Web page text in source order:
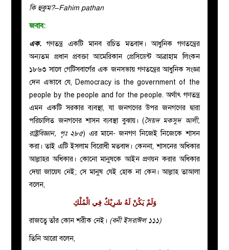
পাতা
মজলিস
প্রশ্ন
করুন
কি হুকুম?–Fahim pathan
জবাব:
এক.গণতন্ত্র একটি মানব রচিত মতবাদ। আধুনিক গণতন্ত্রের
অন্যতম প্রধান প্রবক্তা আমেরিকান প্রেসিডেন্ট আব্রাহাম লিংকন
১৮৬৩ সালে গেটিসবার্গের এক জনসভায় গণতন্ত্রের আধুনিক সংজ্ঞা
দেন এভাবে যে, Democracy is the government of the
people by the people and for the people. অর্থাৎ গণতন্ত্র
এমন একটি সরকার ব্যবস্থা, যা জনগণের উপর জনগণের দ্বারা
পরিচালিত জনগণের শাসন ব্যবস্থা বুঝায়। (সৈয়দ মকসুদ আলী,
রাষ্ট্রবিজ্ঞান, পৃঃ ২৮৫) এর মানে- জনগণ নিজেই নিজেকে শাসন
করা। তাই এটি ইসলাম বিরোধী মতবাদ। কেননা, শাসনের অধিকার
আল্লাহর অধিকার। কোনো মানুষকে আইন প্রণয়ন করার অধিকার
দেয়া জায়েয নেই; সে মানুষ যেই হোক না কেন। আল্লাহ তাআলা
বলেন,
وَلَمْ يَكُنْ لَهُ شَرِيْكٌ فِي الْمُلْكِ
রাজত্বে তাঁর কোন শরীক নেই। (বনী ইসরাঈল ১১১)
তিনি আরো বলেন,